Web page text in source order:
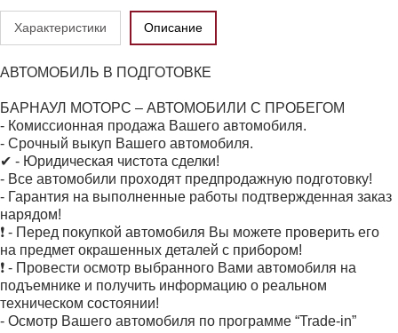
Характеристики Описание
АВТОМОБИЛЬ В ПОДГОТОВКЕ
БАРНАУЛ МОТОРС – АВТОМОБИЛИ С ПРОБЕГОМ
- Комиссионная продажа Вашего автомобиля.
- Срочный выкуп Вашего автомобиля.
✔ - Юридическая чистота сделки!
- Все автомобили проходят предпродажную подготовку!
- Гарантия на выполненные работы подтвержденная заказ
нарядом!
❗ - Перед покупкой автомобиля Вы можете проверить его
на предмет окрашенных деталей с прибором!
❗ - Провести осмотр выбранного Вами автомобиля на
подъемнике и получить информацию о реальном
техническом состоянии!
- Осмотр Вашего автомобиля по программе “Trade-in”